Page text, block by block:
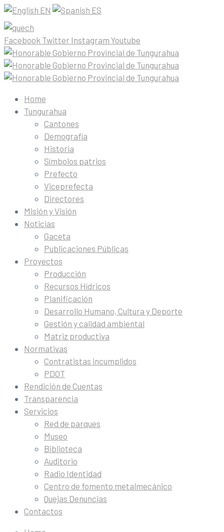
EN ES
Facebook Twitter Instagram Youtube
Home
Tungurahua
Cantones
Demografía
Historia
Símbolos patrios
Prefecto
Viceprefecta
Directores
Misión y Visión
Noticias
Gaceta
Publicaciones Públicas
Proyectos
Producción
Recursos Hídricos
Planificación
Desarrollo Humano, Cultura y Deporte
Gestión y calidad ambiental
Matriz productiva
Normativas
Contratistas incumplidos
PDOT
Rendición de Cuentas
Transparencia
Servicios
Red de parques
Museo
Biblioteca
Auditorio
Radio Identidad
Centro de fomento metalmecánico
Quejas Denuncias
Contactos